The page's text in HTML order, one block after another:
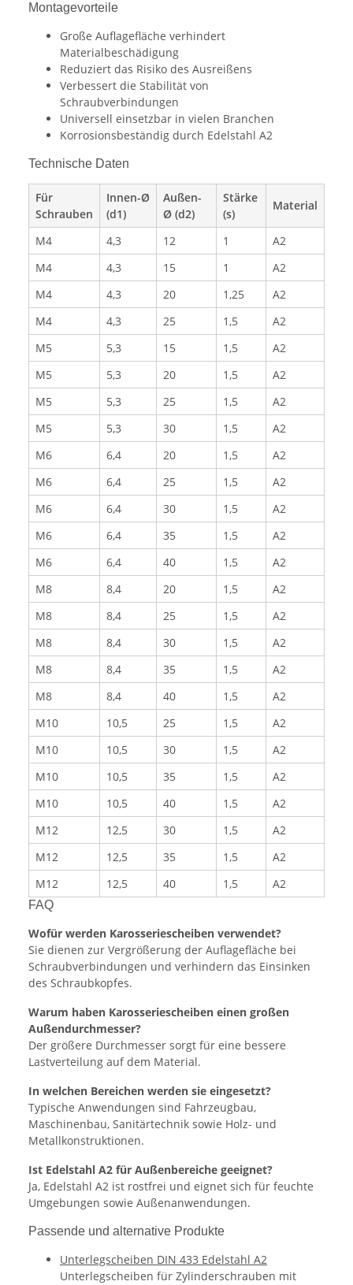
Montagevorteile
Große Auflagefläche verhindert
Materialbeschädigung
Reduziert das Risiko des Ausreißens
Verbessert die Stabilität von
Schraubverbindungen
Universell einsetzbar in vielen Branchen
Korrosionsbeständig durch Edelstahl A2
Technische Daten
Für
Schrauben
Innen-Ø
(d1)
Außen-
Ø (d2)
Stärke
(s)
Material
M4 4,3 12 1
A2
M4
4,3 15 1
A2
M4
4,3 20 1,25
A2
M4
4,3 25 1,5
A2
M5
5,3 15 1,5
A2
M5
5,3 20 1,5
A2
M5
5,3 25 1,5
A2
M5
5,3 30 1,5
A2
M6
6,4 20 1,5
A2
M6
6,4 25 1,5
A2
M6
6,4 30 1,5
A2
M6
6,4 35 1,5
A2
M6
6,4 40 1,5
A2
M8
8,4 20 1,5
A2
M8
8,4 25 1,5
A2
M8
8,4 30 1,5
A2
M8
8,4 35 1,5
A2
M8
8,4 40 1,5
A2
M10
10,5 25 1,5
A2
M10
10,5 30 1,5
A2
M10
10,5 35 1,5
A2
M10
10,5 40 1,5
A2
M12
12,5 30 1,5
A2
M12
12,5 35 1,5
A2
M12
12,5 40 1,5 A2
FAQ
Wofür werden Karosseriescheiben verwendet?
Sie dienen zur Vergrößerung der Auflagefläche bei
Schraubverbindungen und verhindern das Einsinken
des Schraubkopfes.
Warum haben Karosseriescheiben einen großen
Außendurchmesser?
Der größere Durchmesser sorgt für eine bessere
Lastverteilung auf dem Material.
In welchen Bereichen werden sie eingesetzt?
Typische Anwendungen sind Fahrzeugbau,
Maschinenbau, Sanitärtechnik sowie Holz- und
Metallkonstruktionen.
Ist Edelstahl A2 für Außenbereiche geeignet?
Ja, Edelstahl A2 ist rostfrei und eignet sich für feuchte
Umgebungen sowie Außenanwendungen.
Passende und alternative Produkte
Unterlegscheiben DIN 433 Edelstahl A2
Unterlegscheiben für Zylinderschrauben mit